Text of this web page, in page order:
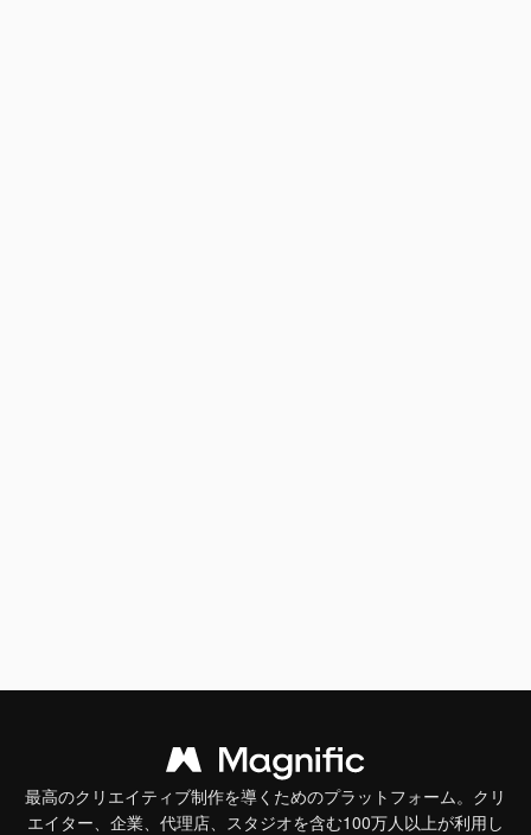
最高のクリエイティブ制作を導くためのプラットフォーム。クリ
エイター、企業、代理店、スタジオを含む100万人以上が利用し